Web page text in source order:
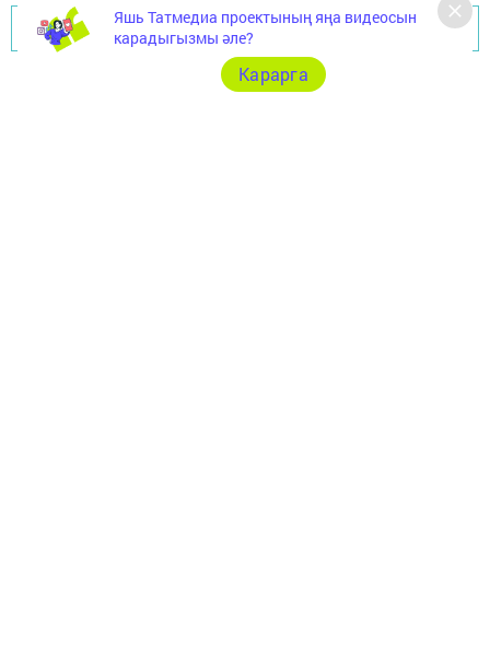
Перейти на страницу новости
Яшь Татмедиа проектының яңа видеосын
карадыгызмы әле?
Карарга